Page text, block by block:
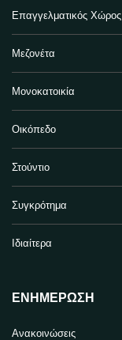
Επαγγελματικός Χώρος
Μεζονέτα
Μονοκατοικία
Οικόπεδο
Στούντιο
Συγκρότημα
Ιδιαίτερα
ΕΝΗΜΈΡΩΣΗ
Ανακοινώσεις